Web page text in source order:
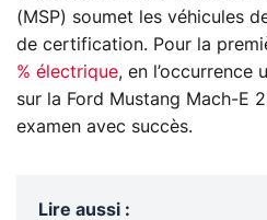
(MSP) soumet les véhicules
de certification. Pour la
% électrique, en l’occurrence
sur la Ford Mustang Mach-E
examen avec succès.
Lire aussi :